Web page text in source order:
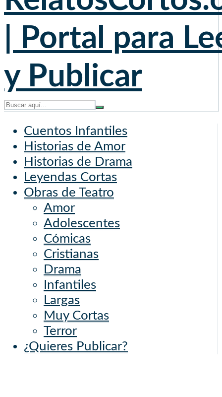
Cuentos Infantiles
Historias de Amor
Historias de Drama
Leyendas Cortas
Obras de Teatro
Amor
Adolescentes
Cómicas
Cristianas
Drama
Infantiles
Largas
Muy Cortas
Terror
¿Quieres Publicar?